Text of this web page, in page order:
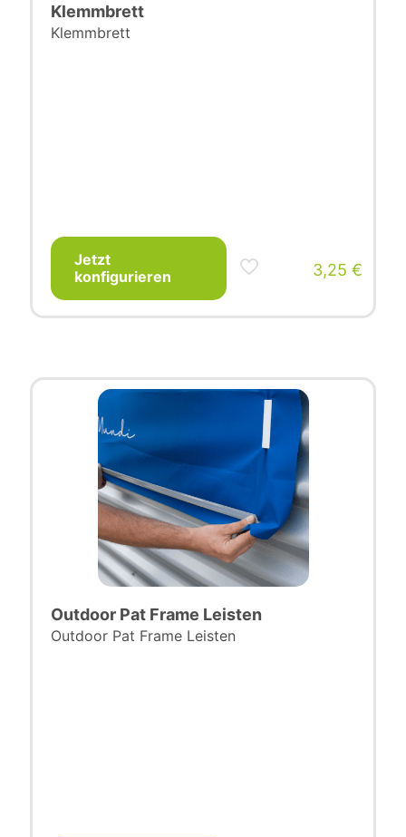
Klemmbrett
Klemmbrett
3,25 €
Jetzt
konfigurieren
Outdoor Pat Frame Leisten
Outdoor Pat Frame Leisten